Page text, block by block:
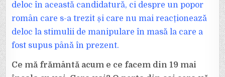
NU
VOR
DORI
NICI
MĂCAR
SĂ
CAPĂT!
DAR
deloc în această candidatură, ci despre un popor
român care s-a trezit și care nu mai reacționează
deloc la stimulii de manipulare în masă la care a
fost supus până în prezent.
Ce mă frământă acum e ce facem din 19 mai